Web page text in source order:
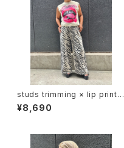
studs trimming × lip print s
leeveless tops トップス ノー
スリーブ スタッズ プリント くち
¥8,690